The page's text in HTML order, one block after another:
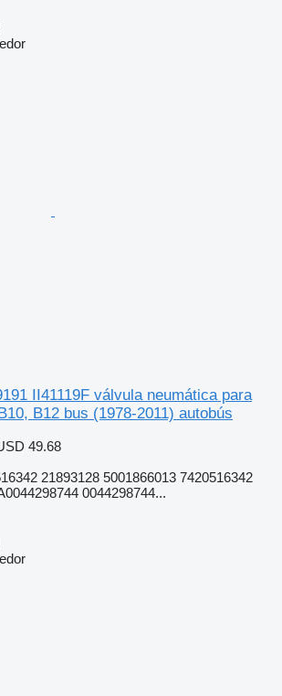
II41119F válvula neumática para
B12 bus (1978-2011) autobús
49.68
21893128 5001866013 7420516342
0044298744...